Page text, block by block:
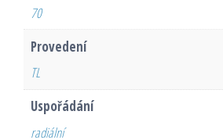
70
Provedení
TL
Uspořádání
radiální